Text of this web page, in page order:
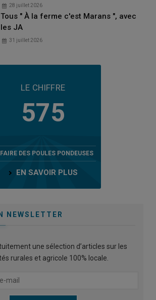
28 juillet 2026
Tous " À la ferme c'est Marans ", avec
les JA
31 juillet 2026
LE CHIFFRE
575
DES POULES PONDEUSES
EN SAVOIR PLUS
NEWSLETTER
une sélection d’articles sur les
rurales et agricole 100% locale.